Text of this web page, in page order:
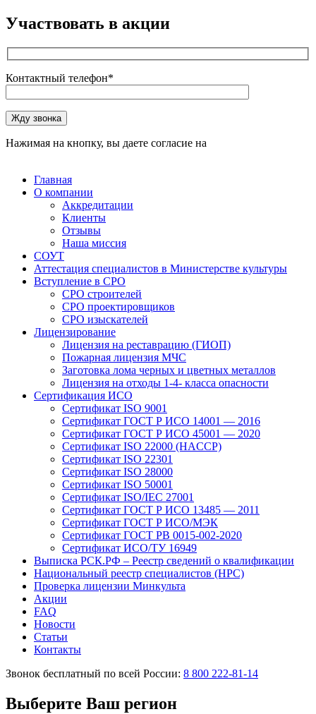
Участвовать в акции
Контактный телефон*
Оставьте это поле пустым.
Жду звонка
Нажимая на кнопку, вы даете согласие на
Главная
О компании
Аккредитации
Клиенты
Отзывы
Наша миссия
СОУТ
Аттестация специалистов в Министерстве культуры
Вступление в СРО
СРО строителей
СРО проектировщиков
СРО изыскателей
Лицензирование
Лицензия на реставрацию (ГИОП)
Пожарная лицензия МЧС
Заготовка лома черных и цветных металлов
Лицензия на отходы 1-4- класса опасности
Сертификация ИСО
Сертификат ISO 9001
Сертификат ГОСТ Р ИСО 14001 — 2016
Сертификат ГОСТ Р ИСО 45001 — 2020
Сертификат ISO 22000 (HACCP)
Сертификат ISO 22301
Сертификат ISO 28000
Сертификат ISO 50001
Сертификат ISO/IEC 27001
Сертификат ГОСТ Р ИСО 13485 — 2011
Сертификат ГОСТ Р ИСО/МЭК
Сертификат ГОСТ РВ 0015-002-2020
Сертификат ИСО/ТУ 16949
Выписка РСК.РФ – Реестр сведений о квалификации
Национальный реестр специалистов (НРС)
Проверка лицензии Минкульта
Акции
FAQ
Новости
Статьи
Контакты
Звонок бесплатный по всей России: 8 800 222-81-14
Выберите Ваш регион